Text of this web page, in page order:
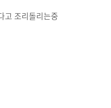
고 조리돌리는중